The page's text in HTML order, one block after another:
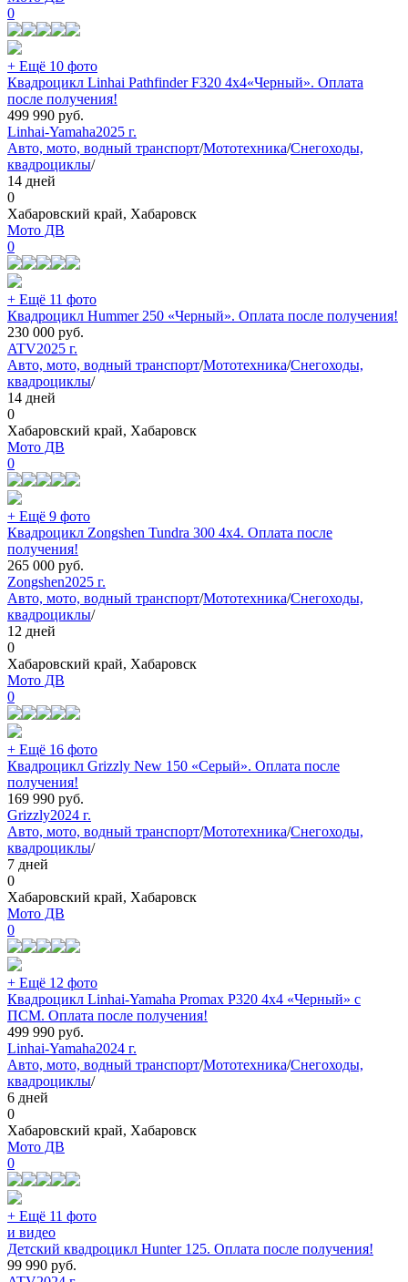
0
+ Ещё 10 фото
Квадроцикл Linhai Pathfinder F320 4х4«Черный». Оплата
после получения!
499 990 руб.
Linhai-Yamaha2025 г.
Авто, мото, водный транспорт/Мототехника/Снегоходы,
квадроциклы/
14 дней
0
Хабаровский край, Хабаровск
Мото ДВ
0
+ Ещё 11 фото
Квадроцикл Hummer 250 «Черный». Оплата после получения!
230 000 руб.
ATV2025 г.
Авто, мото, водный транспорт/Мототехника/Снегоходы,
квадроциклы/
14 дней
0
Хабаровский край, Хабаровск
Мото ДВ
0
+ Ещё 9 фото
Квадроцикл Zongshen Tundra 300 4х4. Оплата после
получения!
265 000 руб.
Zongshen2025 г.
Авто, мото, водный транспорт/Мототехника/Снегоходы,
квадроциклы/
12 дней
0
Хабаровский край, Хабаровск
Мото ДВ
0
+ Ещё 16 фото
Квадроцикл Grizzly New 150 «Серый». Оплата после
получения!
169 990 руб.
Grizzly2024 г.
Авто, мото, водный транспорт/Мототехника/Снегоходы,
квадроциклы/
7 дней
0
Хабаровский край, Хабаровск
Мото ДВ
0
+ Ещё 12 фото
Квадроцикл Linhai-Yamaha Promax P320 4х4 «Черный» с
ПСМ. Оплата после получения!
499 990 руб.
Linhai-Yamaha2024 г.
Авто, мото, водный транспорт/Мототехника/Снегоходы,
квадроциклы/
6 дней
0
Хабаровский край, Хабаровск
Мото ДВ
0
+ Ещё 11 фото
и видео
Детский квадроцикл Hunter 125. Оплата после получения!
99 990 руб.